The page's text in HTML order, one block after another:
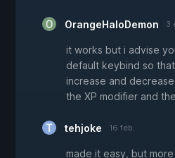
OrangeHaloDemon 3
it works but i advise
default keybind so
increase and
the XP modifier and
tehjoke 16 feb.
made it easy, but